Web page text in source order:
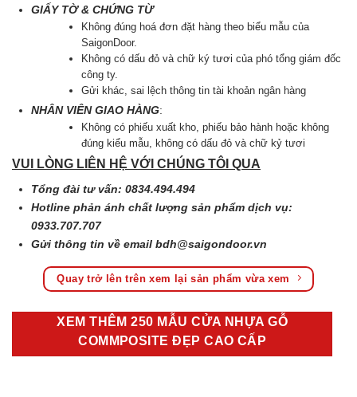
GIẤY TỜ & CHỨNG TỪ
Không đúng hoá đơn đặt hàng theo biểu mẫu của
SaigonDoor.
Không có dấu đỏ và chữ ký tươi của phó tổng giám đốc
công ty.
Gửi khác, sai lệch thông tin tài khoản ngân hàng
NHÂN VIÊN GIAO HÀNG:
Không có phiếu xuất kho, phiếu bảo hành hoặc không
đúng kiểu mẫu, không có dấu đỏ và chữ kỷ tươi
VUI LÒNG LIÊN HỆ VỚI CHÚNG TÔI QUA
Tổng đài tư vấn: 0834.494.494
Hotline phản ánh chất lượng sản phẩm dịch vụ:
0933.707.707
Gửi thông tin về emailbdh@saigondoor.vn
Quay trở lên trên xem lại sản phẩm vừa xem
XEM THÊM 250 MẪU CỬA NHỰA GỖ
COMMPOSITE ĐẸP CAO CẤP